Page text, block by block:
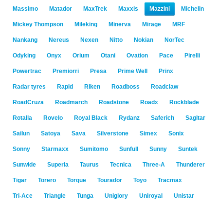
Massimo Matador MaxTrek Maxxis Mazzini Michelin
Mickey Thompson Mileking Minerva Mirage MRF
Nankang Nereus Nexen Nitto Nokian NorTec
Odyking Onyx Orium Otani Ovation Pace Pirelli
Powertrac Premiorri Presa Prime Well Prinx
Radar tyres Rapid Riken Roadboss Roadclaw
RoadCruza Roadmarch Roadstone Roadx Rockblade
Rotalla Rovelo Royal Black Rydanz Saferich Sagitar
Sailun Satoya Sava Silverstone Simex Sonix
Sonny Starmaxx Sumitomo Sunfull Sunny Suntek
Sunwide Superia Taurus Tecnica Three-A Thunderer
Tigar Torero Torque Tourador Toyo Tracmax
Tri-Ace Triangle Tunga Uniglory Uniroyal Unistar